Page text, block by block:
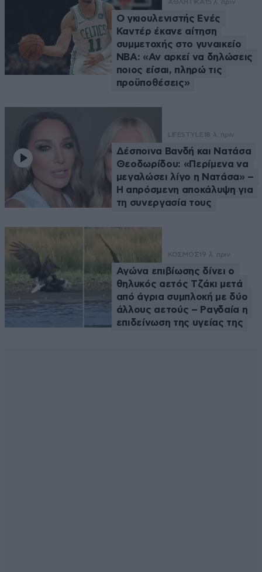
Ο γκιουλενιστής Ενές
Καντέρ έκανε αίτηση
συμμετοχής στο γυναικείο
ΝΒΑ: «Αν αρκεί να δηλώσεις
ποιος είσαι, πληρώ τις
προϋποθέσεις»
LIFESTYLE 18 λ. πριν
Δέσποινα Βανδή και Νατάσα
Θεοδωρίδου: «Περίμενα να
μεγαλώσει λίγο η Νατάσα» –
Η απρόσμενη αποκάλυψη για
τη συνεργασία τους
ΚΟΣΜΟΣ 19 λ. πριν
Αγώνα επιβίωσης δίνει ο
θηλυκός αετός Τζάκι μετά
από άγρια συμπλοκή με δύο
άλλους αετούς – Ραγδαία η
επιδείνωση της υγείας της